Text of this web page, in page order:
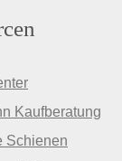
Kaufberatung
Schienen